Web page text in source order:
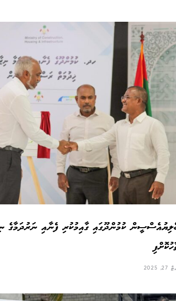
ކުމުންދޫގައި ގާއިމުކުރި ފެނާއި ނަރުދަމާގެ